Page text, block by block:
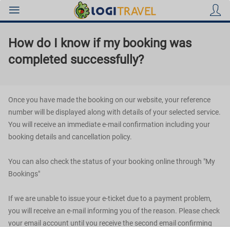
Flights
Beach
How do I know if my booking was
completed successfully?
Once you have made the booking on our website, your reference
number will be displayed along with details of your selected service.
You will receive an immediate e-mail confirmation including your
booking details and cancellation policy.
You can also check the status of your booking online through "My
Bookings"
If we are unable to issue your e-ticket due to a payment problem,
you will receive an e-mail informing you of the reason. Please check
your email account until you receive the second email confirming